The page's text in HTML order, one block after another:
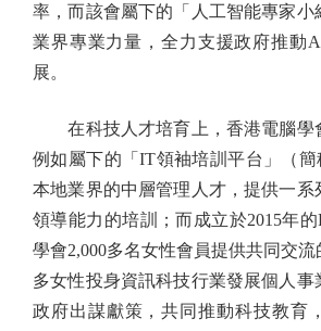
率，而該會屬下的「人工智能專家小
業界專業力量，全力支援政府推動
展。
在科技人才培育上，香港電腦學
例如屬下的「IT領袖培訓平台」（
本地業界的中層管理人才，提供一系
領導能力的培訓；而成立於2015年的
學會2,000多名女性會員提供共同交
多女性投身資訊科技行業發展個人事
政府出謀獻策，共同推動科技教育